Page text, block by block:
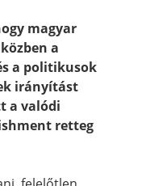
magyar
a
a politikusok
irányítást
a valódi
retteg